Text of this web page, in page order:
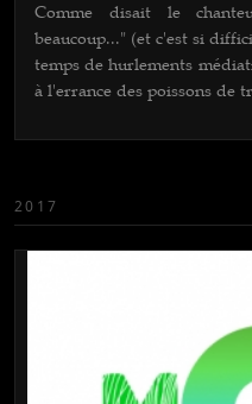
Comme disait le
beaucoup..." (et c'est si
temps de hurlements
à l'errance des poissons de
2017